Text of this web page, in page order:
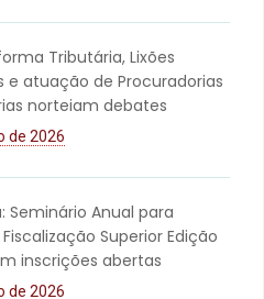
Tributária, Lixões
e atuação de Procuradorias
norteiam debates
de 2026
Seminário Anual para
Superior Edição
inscrições abertas
de 2026